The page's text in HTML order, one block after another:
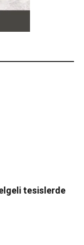
tesislerde